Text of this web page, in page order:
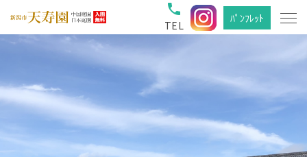
phone
TEL
ﾊﾟﾝﾌﾚｯﾄ